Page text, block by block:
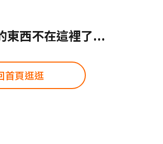
東西不在這裡了...
首頁逛逛